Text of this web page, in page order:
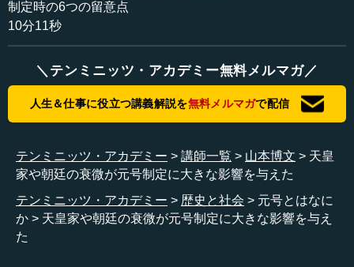
践祚させて後鳥羽天皇にします。後鳥羽天皇の誕生で「寿
永」への改元が行われますが、安徳天皇を奉じる平氏は当
寿永2（1183）年10月14日に、朝廷は源頼朝の東国支配
権を公認します。その後、平氏は亡び、元号は一本化され
ます。鎌倉幕府の初期には、「建久」「建仁」「建暦」
新しい武家支配の成立、新しい政権を立てるという意味で
「建」が好まれる傾向があったのかと感じられます。
●二つの朝廷、二つの元号が続いた南北朝時代
制定時の6つの留意点
10分11秒
＼テンミニッツ・アカデミー無料メルマガ／
人生＆仕事に役立つ講義解説を無料メルマガで配信
テンミニッツ・アカデミー 講師一覧 山本博文
天皇
家や朝廷の衰微が元号制定に大きな影響を与えた
テンミニッツ・アカデミー
歴史と社会
元号とはなに
か
天皇家や朝廷の衰微が元号制定に大きな影響を与え
た